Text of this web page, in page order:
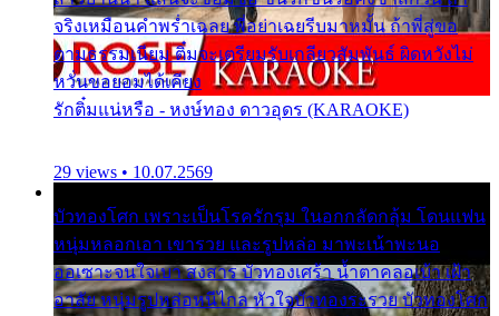
จริงเหมือนคำพร่ำเฉลย พี่อย่าเฉยรีบมาหมั้น ถ้าพี่สู่ขอ
ตามธรรมเนียม ติ๋มจะเตรียมรับเกลียวสัมพันธ์ ผิดหวังไม่
หวั่นขอยอมได้เคียง
รักติ๋มแน่หรือ - หงษ์ทอง ดาวอุดร (KARAOKE)
29 views • 10.07.2569
บัวทองโศก เพราะเป็นโรครักรุม ในอกกลัดกลุ้ม โดนแฟน
หนุ่มหลอกเอา เขารวย และรูปหล่อ มาพะเน้าพะนอ
ออเซาะจนใจเบา สงสาร บัวทองเศร้า น้ำตาคลอเบ้า เฝ้า
อาลัย หนุ่มรูปหล่อหนีไกล หัวใจบัวทองระรวย บัวทองโศก